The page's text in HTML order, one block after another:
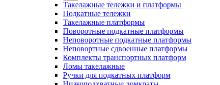
Такелажные тележки и платформы
Подкатные тележки
Такелажные платформы
Поворотные подкатные платформы
Неповоротные подкатные платформы
Неповортные сдвоенные платформы
Комплекты транспортных платформ
Ломы такелажные
Ручки для подкатных платформ